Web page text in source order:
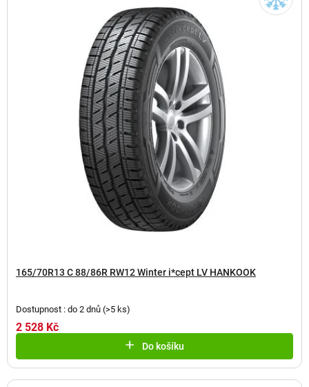
165/70R13 C 88/86R RW12 Winter i*cept LV HANKOOK
Dostupnost : do 2 dnů (>5 ks)
2 528 Kč
Do košíku